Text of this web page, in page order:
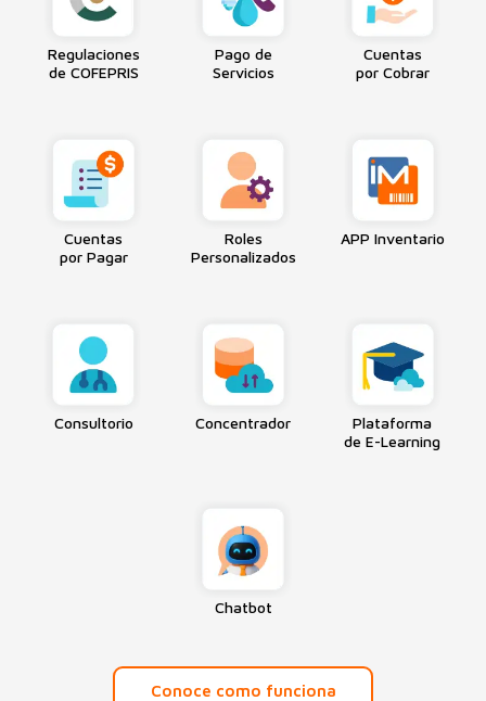
Regulaciones
de COFEPRIS
Pago de
Servicios
Cuentas
por Cobrar
Cuentas
por Pagar
Roles
Personalizados
APP Inventario
Consultorio Concentrador
Plataforma
de E-Learning
Chatbot
Conoce como funciona